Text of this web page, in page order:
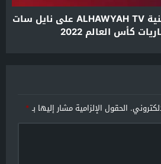
تردد قناة الهوية اليمنية ALHAWYAH TV على نايل سات
كأس العالم 2022
الحقول الإلزامية مشار إليها بـ*